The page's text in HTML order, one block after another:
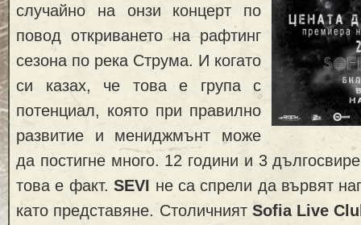
случайно на онзи концерт по
повод откриването на рафтинг
сезона по река Струма. И когато
си казах, че това е група с
потенциал, която при правилно
развитие и мениджмънт може
да постигне много. 12 години и 3
това е факт.SEVI не са спрели да вървят
като представяне. Столичният Sofia Live